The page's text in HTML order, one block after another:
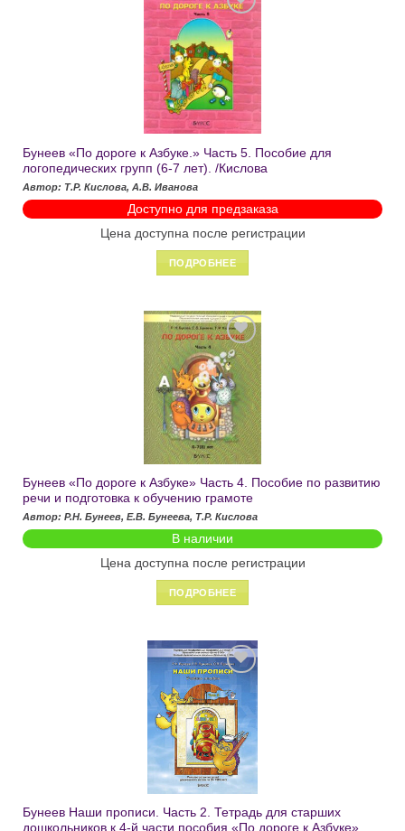
Добавить
в список
желаний
Бунеев «По дороге к Азбуке.» Часть 5. Пособие для
логопедических групп (6-7 лет). /Кислова
Автор: Т.Р. Кислова, А.В. Иванова
Доступно для предзаказа
Цена доступна после регистрации
ПОДРОБНЕЕ
Добавить
в список
желаний
Бунеев «По дороге к Азбуке» Часть 4. Пособие по развитию
речи и подготовка к обучению грамоте
Автор: Р.Н. Бунеев, Е.В. Бунеева, Т.Р. Кислова
В наличии
Цена доступна после регистрации
ПОДРОБНЕЕ
Добавить
в список
желаний
Бунеев Наши прописи. Часть 2. Тетрадь для старших
дошкольников к 4-й части пособия «По дороге к Азбуке».